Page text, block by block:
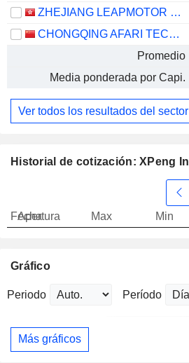
ZHEJIANG LEAPMOTOR TECHNOLOGY CO., LTD.
CHONGQING AFARI TECHNOLOGY CO., LTD.
Promedio
Media ponderada por Capi.
Ver todos los resultados del sector
Historial de cotización: XPeng
Fecha
Apertura Max Min
Gráfico
Periodo Período
Más gráficos